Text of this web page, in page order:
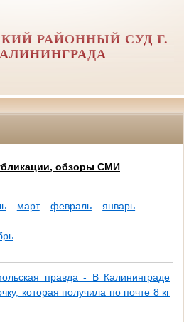
РАЙОННЫЙ СУД Г.
обзоры СМИ
март февраль
январь
правда - В Калининграде
которая получила по почте 8 кг